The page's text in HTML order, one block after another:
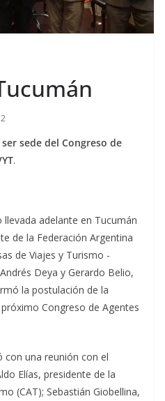
sede del Congreso de
.
adelante en Tucumán
de la Federación Argentina
de Viajes y Turismo -
Deya y Gerardo Belio,
la postulación de la
Congreso de Agentes
con una reunión con el
Elías, presidente de la
(CAT); Sebastián Giobellina,